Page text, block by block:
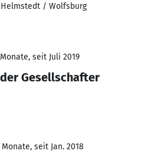
/ Wolfsburg
seit Juli 2019
Gesellschafter
seit Jan. 2018